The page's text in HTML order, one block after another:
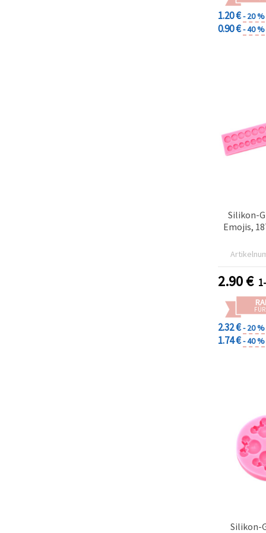
1.20 €- 20 %
0.90 €- 40 %
Silikon-
Emojis,
2.90€
2.32 €- 20 %
1.74 €- 40 %
Silikon-